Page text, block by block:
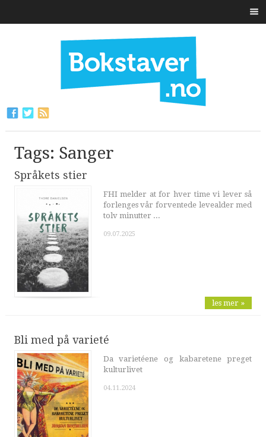
Tags: Sanger
Språkets stier
FHI melder at for hver time vi lever så
forlenges vår forventede levealder med
tolv minutter ...
09.07.2025
les mer »
Bli med på varieté
Da varietéene og kabaretene preget
kulturlivet
04.11.2024